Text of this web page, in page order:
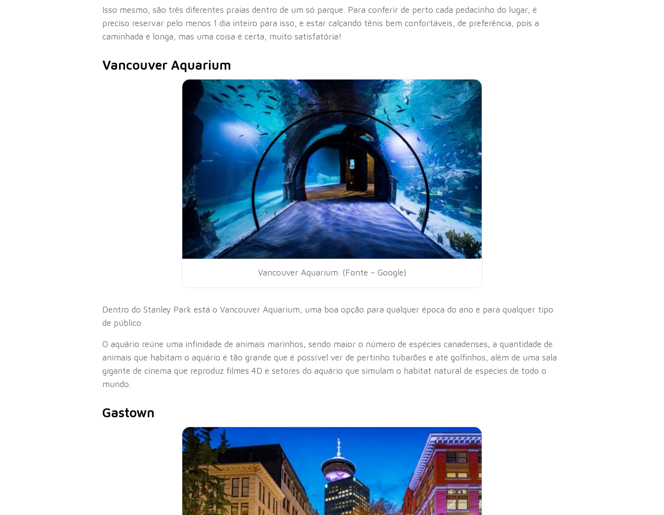
Isso mesmo, são três diferentes praias dentro de um só parque. Para conferir de perto cada pedacinho do lugar, é
preciso reservar pelo menos 1 dia inteiro para isso, e estar calçando tênis bem confortáveis, de preferência, pois a
caminhada é longa, mas uma coisa é certa, muito satisfatória!
Vancouver Aquarium
Vancouver Aquarium. (Fonte – Google)
Dentro do Stanley Park está o Vancouver Aquarium, uma boa opção para qualquer época do ano e para qualquer tipo
de público.
O aquário reúne uma infinidade de animais marinhos, sendo maior o número de espécies canadenses, a quantidade de
animais que habitam o aquário é tão grande que é possível ver de pertinho tubarões e até golfinhos, além de uma sala
gigante de cinema que reproduz filmes 4D e setores do aquário que simulam o habitat natural de espécies de todo o
mundo.
Gastown